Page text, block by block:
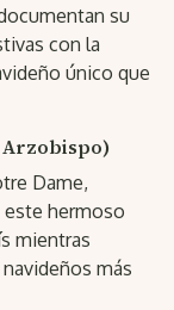
su
con la
único que
Arzobispo)
Dame,
este hermoso
mientras
más